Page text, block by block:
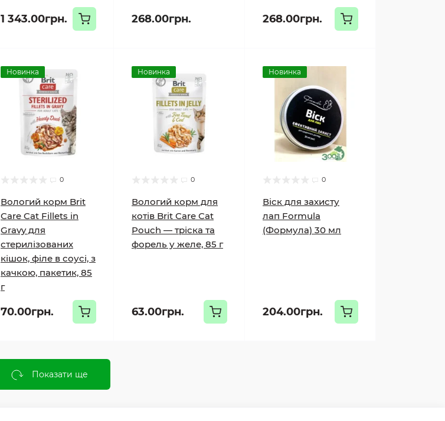
1 343.00грн. 268.00грн. 268.00грн.
Новинка
0
Вологий корм Brit
Care Cat Fillets in
Gravy для
стерилізованих
кішок, філе в соусі, з
качкою, пакетик, 85
г
70.00грн.
Новинка
0
Вологий корм для
котів Brit Care Cat
Pouch — тріска та
форель у желе, 85 г
63.00грн.
Новинка
0
Віск для захисту
лап Formula
(Формула) 30 мл
204.00грн.
Показати ще